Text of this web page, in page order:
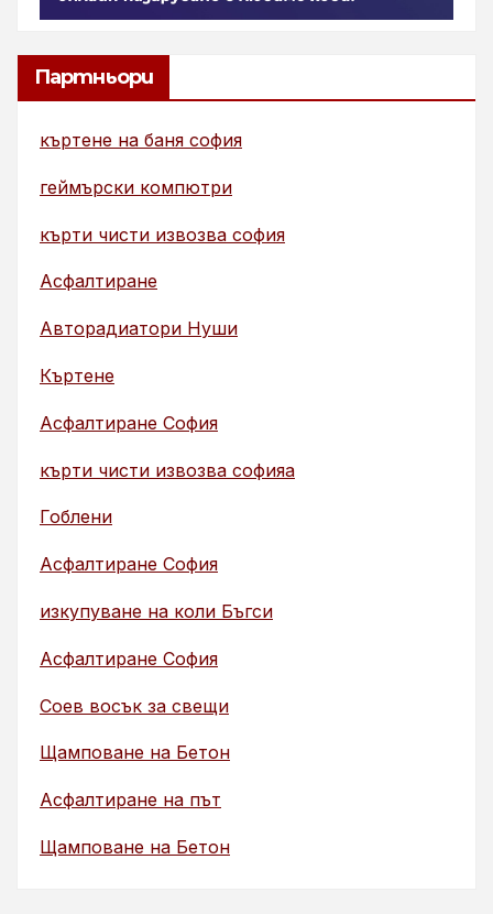
Партньори
къртене на баня софия
геймърски компютри
кърти чисти извозва софия
Асфалтиране
Авторадиатори Нуши
Къртене
Асфалтиране София
кърти чисти извозва софияа
Гоблени
Асфалтиране София
изкупуване на коли Бъгси
Асфалтиране София
Соев восък за свещи
Щамповане на Бетон
Асфалтиране на път
Щамповане на Бетон